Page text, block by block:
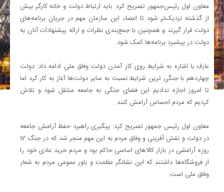
معاون اول رئیس‌جمهور تصریح کرد: باید ارتباط دولت و خانه کارگر بیش
از گذشته نزدیک‌تر شود تا اعضاء این سازمان مهم در جریان برنامه‌های
دولت قرار گیرند و همچنین با جمع‌بندی نظرات و ارائه پیشنهادات آنان به
دولت در پیشبرد برنامه‌ها کمک شود.
عارف با اشاره به شرایط روی کار آمدن دولت وفاق ملی ادامه داد: دولت
چهاردهم با جنگی ترین شرایط نسبت به سایر دولت‌ها آغاز به کار کرد اما
تا امروز اجازه ندادیم این فضای جنگی به جامعه منتقل شود و تلاش
کردیم که مردم احساس آرامش کنند.
معاون اول رئیس جمهور تصریح کرد: پیگیری راهبرد حفظ آرامش جامعه
در دولت و نقش آفرینی و وفاق مردم به این مهم منجر شد که در جنگ 12
روزه آرامشی در بازار کالاهای اساسی حاکم بود و مردم خرید عادی خود را
از فروشگاه‌ها داشتند که این نشانگر عظمت و باور عمومی مردم به شعار
وفاق ملی است.